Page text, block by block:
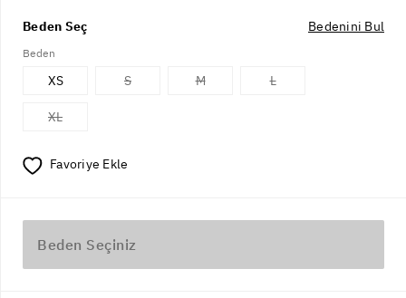
Beden Seç Bedenini Bul
Beden
XS S M L
XL
Favoriye Ekle
Beden Seçiniz